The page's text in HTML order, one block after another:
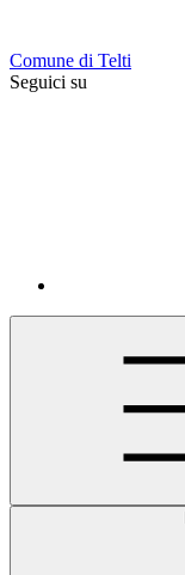
Comune di Telti
Seguici su